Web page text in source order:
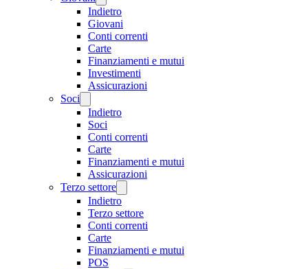
Indietro
Giovani
Conti correnti
Carte
Finanziamenti e mutui
Investimenti
Assicurazioni
Soci
Indietro
Soci
Conti correnti
Carte
Finanziamenti e mutui
Assicurazioni
Terzo settore
Indietro
Terzo settore
Conti correnti
Carte
Finanziamenti e mutui
POS